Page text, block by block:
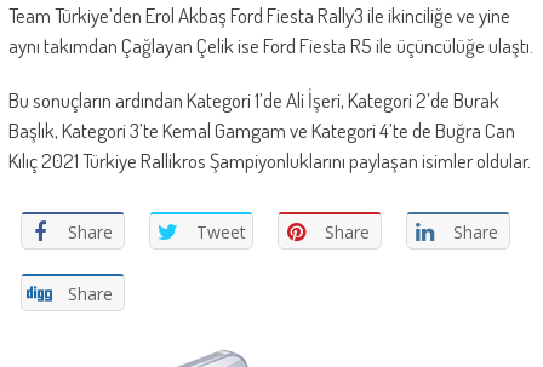
Team Türkiye’den Erol Akbaş Ford Fiesta Rally3 ile ikinciliğe ve yine
aynı takımdan Çağlayan Çelik ise Ford Fiesta R5 ile üçüncülüğe ulaştı.
Bu sonuçların ardından Kategori 1’de Ali İşeri, Kategori 2’de Burak
Başlık, Kategori 3’te Kemal Gamgam ve Kategori 4’te de Buğra Can
Kılıç 2021 Türkiye Rallikros Şampiyonluklarını paylaşan isimler oldular.
Share Tweet Share Share
Share